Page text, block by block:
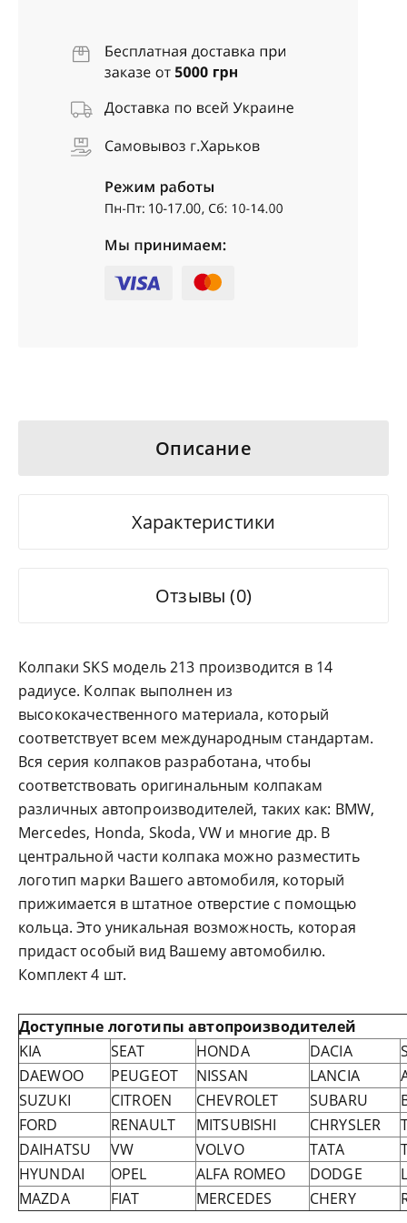
Описание
Характеристики
Отзывы (0)
Колпаки SKS модель 213 производится в 14
радиусе. Колпак выполнен из
высококачественного материала, который
соответствует всем международным стандартам.
Вся серия колпаков разработана, чтобы
соответствовать оригинальным колпакам
различных автопроизводителей, таких как: BMW,
Mercedes, Honda, Skoda, VW и многие др. В
центральной части колпака можно разместить
логотип марки Вашего автомобиля, который
прижимается в штатное отверстие с помощью
кольца. Это уникальная возможность, которая
придаст особый вид Вашему автомобилю.
Комплект 4 шт.
Доступные логотипы автопроизводителей
KIA
SEAT HONDA DACIA
DAEWOO
PEUGEOT NISSAN LANCIA
SUZUKI
CITROEN CHEVROLET SUBARU
FORD
RENAULT MITSUBISHI CHRYSLER
DAIHATSU
VW VOLVO TATA
HYUNDAI
OPEL ALFA ROMEO DODGE
MAZDA
FIAT MERCEDES CHERY